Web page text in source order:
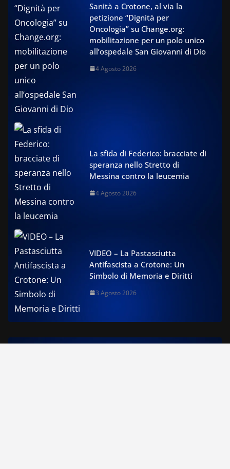
Sanità a Crotone, al via la
petizione “Dignità per
Oncologia” su Change.org:
mobilitazione per un polo unico
all’ospedale San Giovanni di Dio
4 Agosto 2026
La sfida di Federico: bracciate di
speranza nello Stretto di
Messina contro la leucemia
4 Agosto 2026
VIDEO – La Pastasciutta
Antifascista a Crotone: Un
Simbolo di Memoria e Diritti
3 Agosto 2026